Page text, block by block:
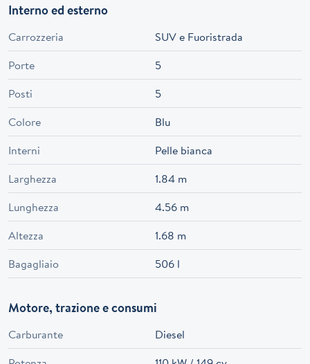
Interno ed esterno
Carrozzeria
SUV e Fuoristrada
Porte
5
Posti
5
Colore
Blu
Interni
Pelle bianca
Larghezza
1.84 m
Lunghezza
4.56 m
Altezza
1.68 m
Bagagliaio
506 l
Motore, trazione e consumi
Carburante
Diesel